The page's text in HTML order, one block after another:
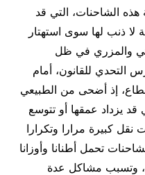
الشاحنات، التي قد
لا ذنب لها سوى استهتار
والمزري في ظل
التحدي للقانون، أمام
إذ أضحى من الطبيعي
قد يزداد عمقها أو تتوسع
كبيرة مرارا وتكرارا
تحمل أطنانا وأوزانا
وتسبب مشاكل عدة